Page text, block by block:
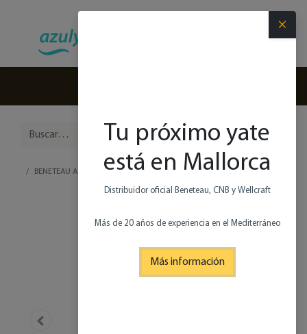
BENETEAU ANTARES 8 OB V2
×
Tu próximo yate
está en Mallorca
Distribuidor oficial Beneteau, CNB y Wellcraft
Más de 20 años de experiencia en el Mediterráneo
Más información